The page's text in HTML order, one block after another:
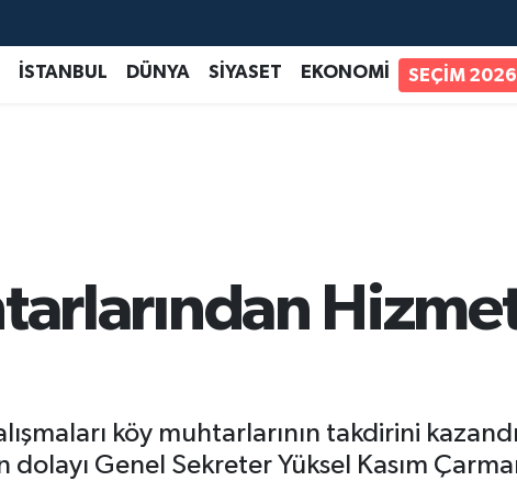
İSTANBUL DÜNYA SİYASET EKONOMİ SEÇİM
köy muhtarlarının takdirini
Genel Sekreter Yüksel Kasım